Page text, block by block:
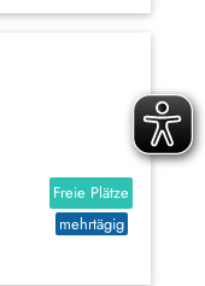
Freie Plätze
mehrtägig